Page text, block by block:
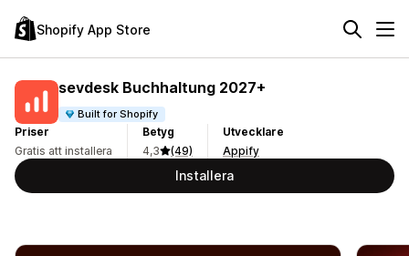
Shopify App Store
sevdesk Buchhaltung 2027+
Built for Shopify
Priser
Gratis att installera
Betyg
4,3
(49)
Utvecklare
Appify
Installera